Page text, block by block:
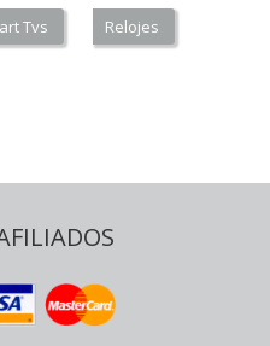
Tvs Relojes